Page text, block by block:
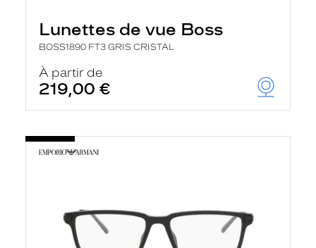
Lunettes de vue Boss
BOSS1890 FT3 GRIS CRISTAL
À partir de
219,00 €